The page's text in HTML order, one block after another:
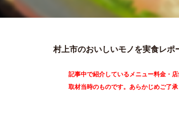
村上市のおいしいモノを実食レポ
記事中で紹介しているメニュー料金・
取材当時のものです。あらかじめご了承